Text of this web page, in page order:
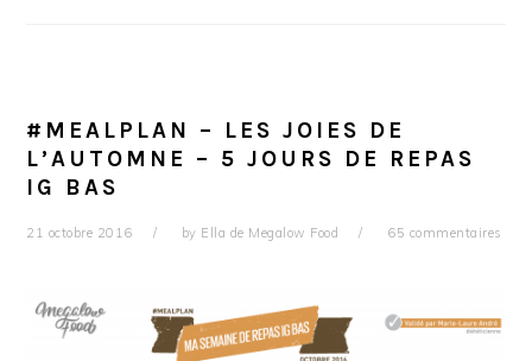
#MEALPLAN – LES JOIES DE
L’AUTOMNE – 5 JOURS DE REPAS
IG BAS
21 octobre 2016 by Ella de Megalow Food 65 commentaires